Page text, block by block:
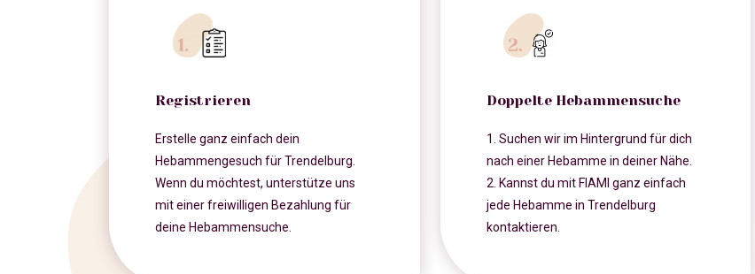
Registrieren
Erstelle ganz einfach dein
Hebammengesuch für Trendelburg.
Wenn du möchtest, unterstütze uns
mit einer freiwilligen Bezahlung für
deine Hebammensuche.
Doppelte Hebammensuche
1. Suchen wir im Hintergrund für dich
nach einer Hebamme in deiner Nähe.
2. Kannst du mit FIAMI ganz einfach
jede Hebamme in Trendelburg
kontaktieren.